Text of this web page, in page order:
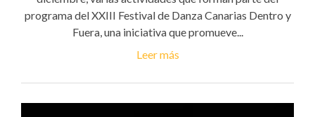
programa del XXIII Festival de Danza Canarias Dentro y
Fuera, una iniciativa que promueve...
Leer más